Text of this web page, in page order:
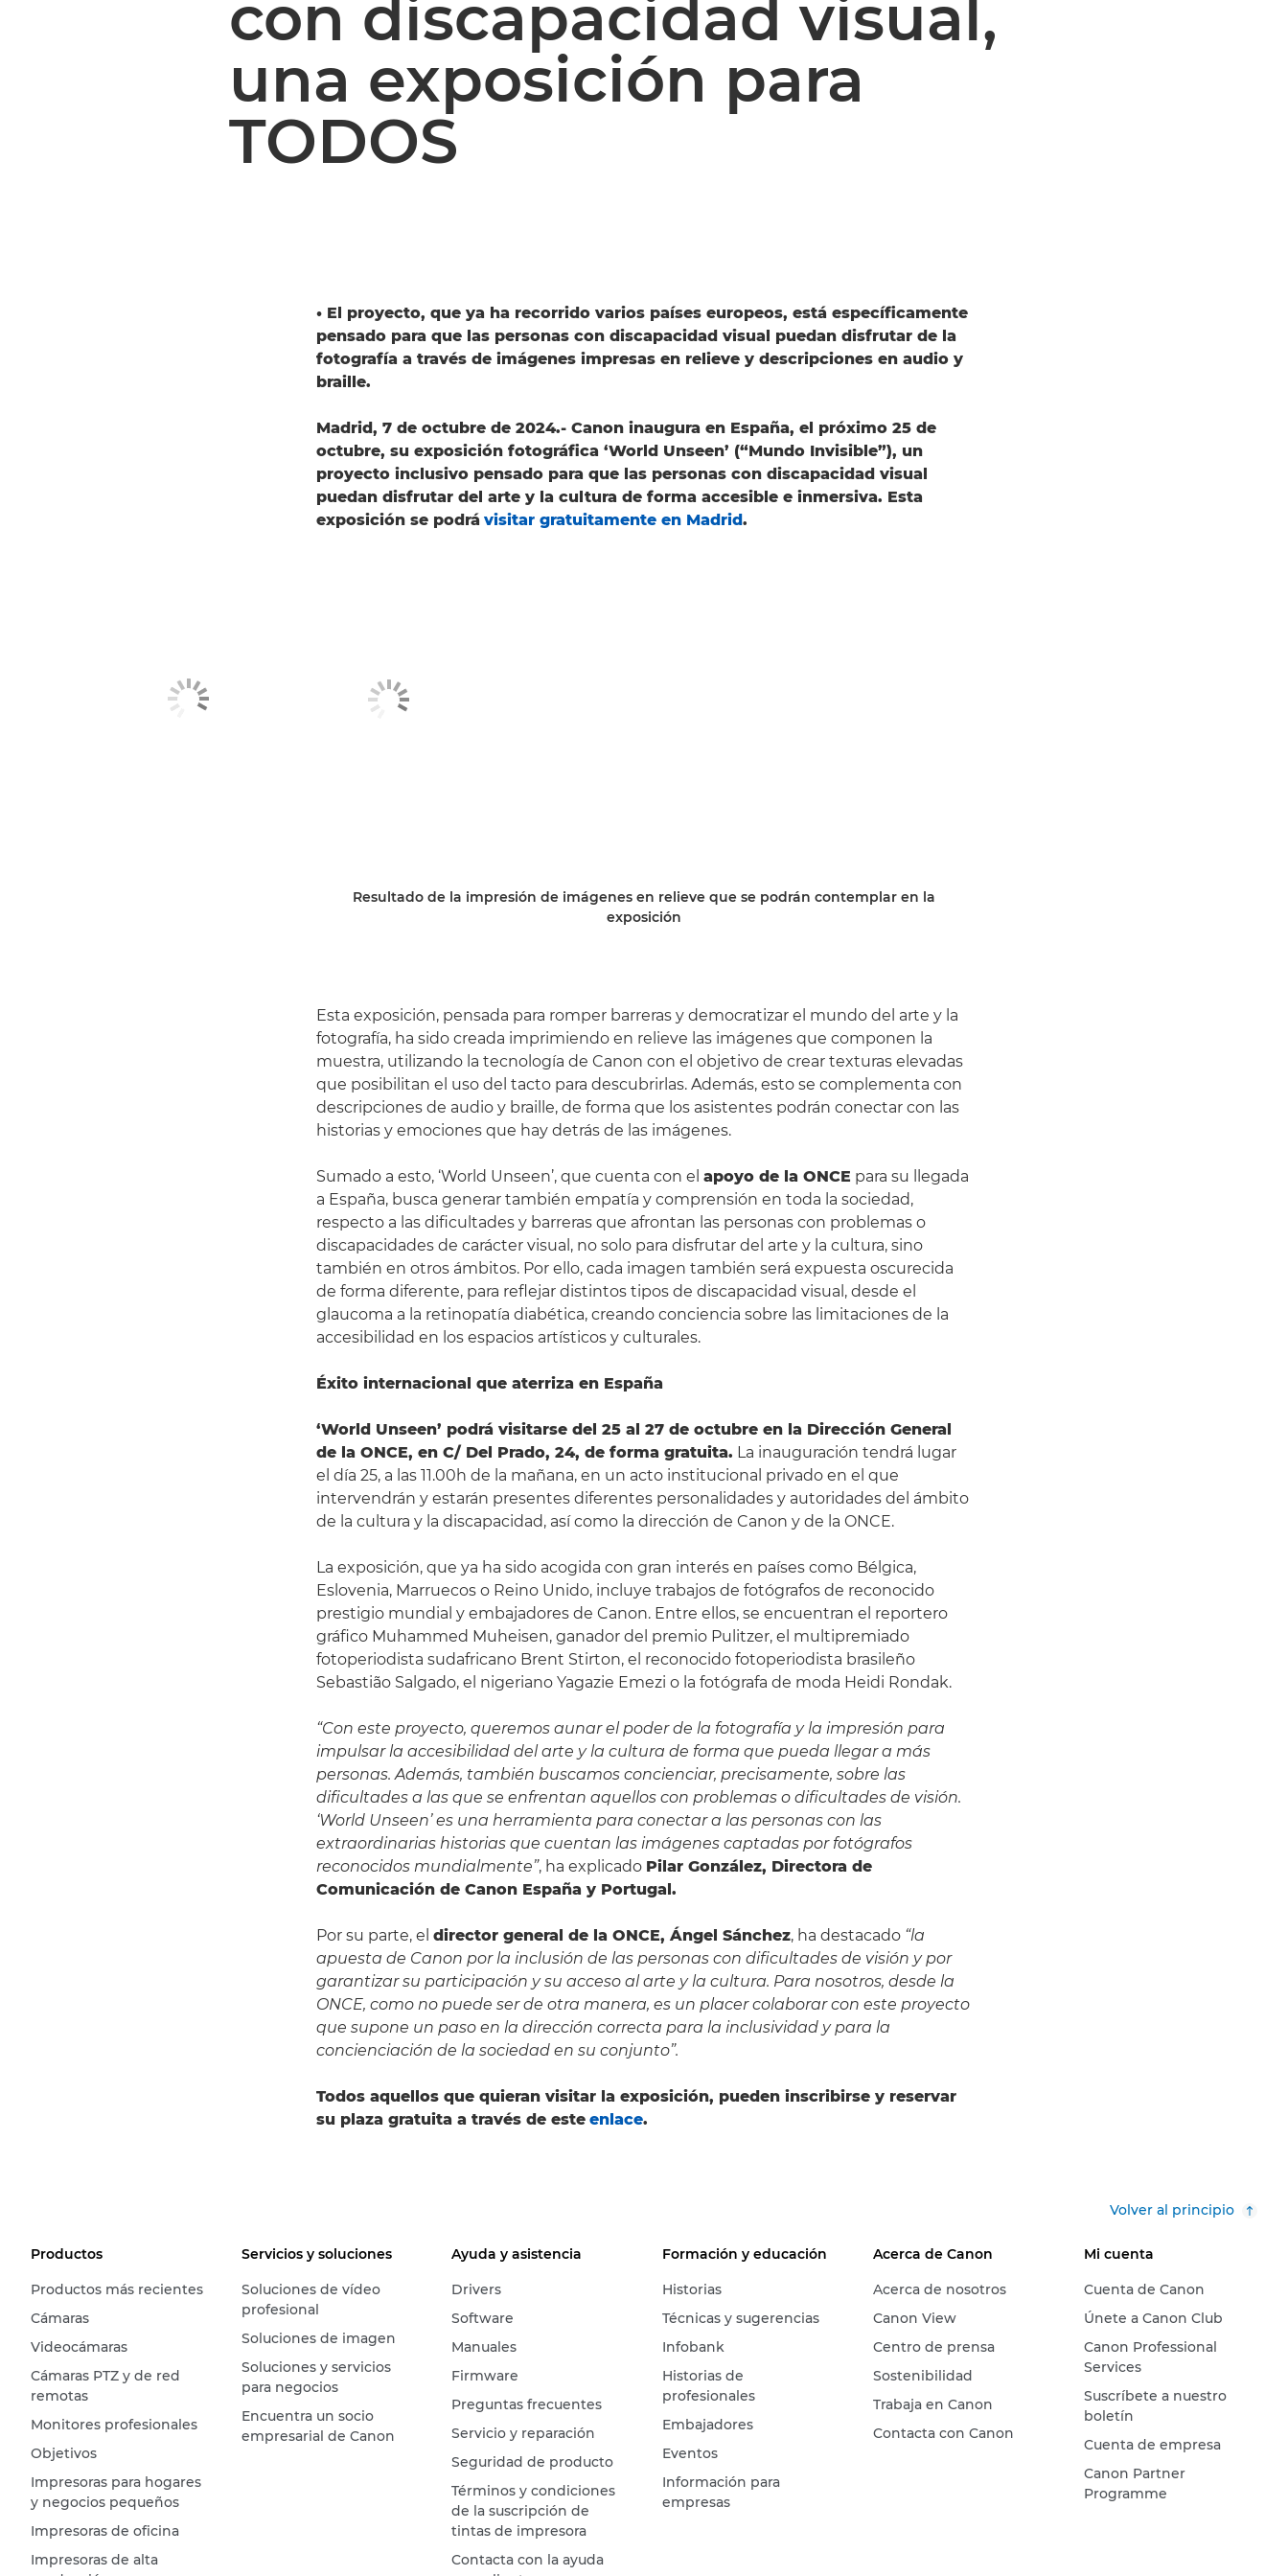
con discapacidad visual,
una exposición para
TODOS
• El proyecto, que ya ha recorrido varios países europeos, está específicamente
pensado para que las personas con discapacidad visual puedan disfrutar de la
fotografía a través de imágenes impresas en relieve y descripciones en audio y
braille.
Madrid, 7 de octubre de 2024.- Canon inaugura en España, el próximo 25 de
octubre, su exposición fotográfica ‘World Unseen’ (“Mundo Invisible”), un
proyecto inclusivo pensado para que las personas con discapacidad visual
puedan disfrutar del arte y la cultura de forma accesible e inmersiva. Esta
exposición se podrá visitar gratuitamente en Madrid.
Resultado de la impresión de imágenes en relieve que se podrán contemplar en la
exposición
Esta exposición, pensada para romper barreras y democratizar el mundo del arte y la
fotografía, ha sido creada imprimiendo en relieve las imágenes que componen la
muestra, utilizando la tecnología de Canon con el objetivo de crear texturas elevadas
que posibilitan el uso del tacto para descubrirlas. Además, esto se complementa con
descripciones de audio y braille, de forma que los asistentes podrán conectar con las
historias y emociones que hay detrás de las imágenes.
Sumado a esto, ‘World Unseen’, que cuenta con el apoyo de la ONCE para su llegada
a España, busca generar también empatía y comprensión en toda la sociedad,
respecto a las dificultades y barreras que afrontan las personas con problemas o
discapacidades de carácter visual, no solo para disfrutar del arte y la cultura, sino
también en otros ámbitos. Por ello, cada imagen también será expuesta oscurecida
de forma diferente, para reflejar distintos tipos de discapacidad visual, desde el
glaucoma a la retinopatía diabética, creando conciencia sobre las limitaciones de la
accesibilidad en los espacios artísticos y culturales.
Éxito internacional que aterriza en España
‘World Unseen’ podrá visitarse del 25 al 27 de octubre en la Dirección General
de la ONCE, en C/ Del Prado, 24, de forma gratuita. La inauguración tendrá lugar
el día 25, a las 11.00h de la mañana, en un acto institucional privado en el que
intervendrán y estarán presentes diferentes personalidades y autoridades del ámbito
de la cultura y la discapacidad, así como la dirección de Canon y de la ONCE.
La exposición, que ya ha sido acogida con gran interés en países como Bélgica,
Eslovenia, Marruecos o Reino Unido, incluye trabajos de fotógrafos de reconocido
prestigio mundial y embajadores de Canon. Entre ellos, se encuentran el reportero
gráfico Muhammed Muheisen, ganador del premio Pulitzer, el multipremiado
fotoperiodista sudafricano Brent Stirton, el reconocido fotoperiodista brasileño
Sebastião Salgado, el nigeriano Yagazie Emezi o la fotógrafa de moda Heidi Rondak.
“Con este proyecto, queremos aunar el poder de la fotografía y la impresión para
impulsar la accesibilidad del arte y la cultura de forma que pueda llegar a más
personas. Además, también buscamos concienciar, precisamente, sobre las
dificultades a las que se enfrentan aquellos con problemas o dificultades de visión.
‘World Unseen’ es una herramienta para conectar a las personas con las
extraordinarias historias que cuentan las imágenes captadas por fotógrafos
reconocidos mundialmente”, ha explicado Pilar González, Directora de
Comunicación de Canon España y Portugal.
Por su parte, el director general de la ONCE, Ángel Sánchez, ha destacado “la
apuesta de Canon por la inclusión de las personas con dificultades de visión y por
garantizar su participación y su acceso al arte y la cultura. Para nosotros, desde la
ONCE, como no puede ser de otra manera, es un placer colaborar con este proyecto
que supone un paso en la dirección correcta para la inclusividad y para la
concienciación de la sociedad en su conjunto”.
Todos aquellos que quieran visitar la exposición, pueden inscribirse y reservar
su plaza gratuita a través de este enlace.
Volver al principio
Productos
Productos más recientes
Cámaras
Videocámaras
Cámaras PTZ y de red
remotas
Monitores profesionales
Objetivos
Impresoras para hogares
y negocios pequeños
Impresoras de oficina
Impresoras de alta
Servicios y soluciones
Soluciones de vídeo
profesional
Soluciones de imagen
Soluciones y servicios
para negocios
Encuentra un socio
empresarial de Canon
Ayuda y asistencia
Drivers
Software
Manuales
Firmware
Preguntas frecuentes
Servicio y reparación
Seguridad de producto
Términos y condiciones
de la suscripción de
tintas de impresora
Contacta con la ayuda
Formación y educación
Historias
Técnicas y sugerencias
Infobank
Historias de
profesionales
Embajadores
Eventos
Información para
empresas
Acerca de Canon
Acerca de nosotros
Canon View
Centro de prensa
Sostenibilidad
Trabaja en Canon
Contacta con Canon
Mi cuenta
Cuenta de Canon
Únete a Canon Club
Canon Professional
Services
Suscríbete a nuestro
boletín
Cuenta de empresa
Canon Partner
Programme